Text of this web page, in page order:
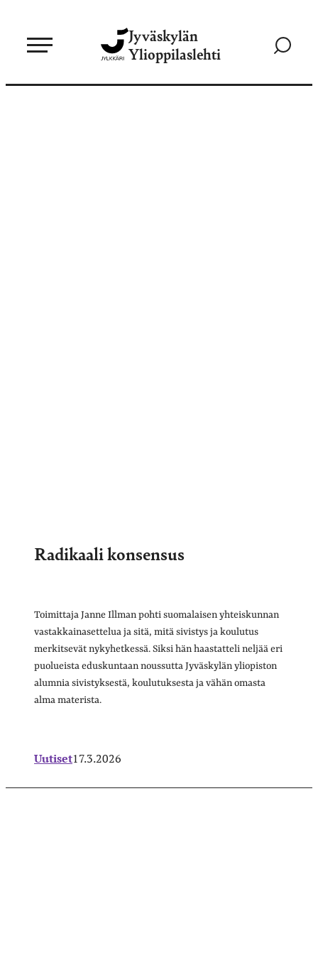
sisältöön
Jyväskylän
Ylioppilaslehti
Siirry
Radikaali konsensus
Toimittaja Janne Illman pohti suomalaisen yhteiskunnan
vastakkainasettelua ja sitä, mitä sivistys ja koulutus
merkitsevät nykyhetkessä. Siksi hän haastatteli neljää eri
puolueista eduskuntaan noussutta Jyväskylän yliopiston
alumnia sivistyksestä, koulutuksesta ja vähän omasta
alma materista.
Uutiset17.3.2026